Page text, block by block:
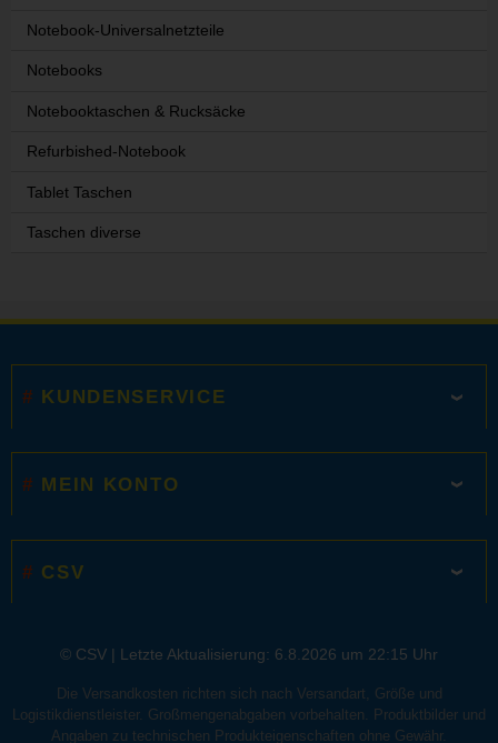
Notebook-Universalnetzteile
Notebooks
Notebooktaschen & Rucksäcke
Refurbished-Notebook
Tablet Taschen
Taschen diverse
KUNDENSERVICE
MEIN KONTO
CSV
© CSV | Letzte Aktualisierung: 6.8.2026 um 22:15 Uhr
Die Versandkosten richten sich nach Versandart, Größe und
Logistikdienstleister. Großmengenabgaben vorbehalten. Produktbilder und
Angaben zu technischen Produkteigenschaften ohne Gewähr.